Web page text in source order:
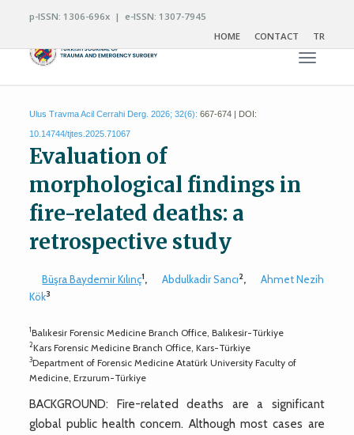
p-ISSN: 1306-696x | e-ISSN: 1307-7945
HOME
CONTACT TR
Toggle
Ulus Travma Acil Cerrahi Derg. 2026; 32(6): 667-674 | DOI:
10.14744/tjtes.2025.71067
Evaluation of
morphological findings in
fire-related deaths: a
retrospective study
Büşra Baydemir Kılınç1, Abdulkadir Sancı2,
Ahmet Nezih
Kök3
1Balıkesir Forensic Medicine Branch Office, Balıkesir-Türkiye
2Kars Forensic Medicine Branch Office, Kars-Türkiye
3Department of Forensic Medicine Atatürk University Faculty of
Medicine, Erzurum-Türkiye
BACKGROUND: Fire-related deaths are a significant
global public health concern. Although most cases are